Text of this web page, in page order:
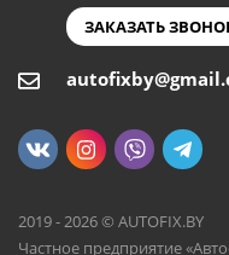
ЗАКАЗАТЬ
2019 - 2026 © AUTOFIX.BY
Частное предприятие